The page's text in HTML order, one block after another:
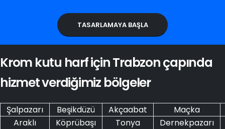
TASARLAMAYA BAŞLA
Krom kutu harf için Trabzon çapında
hizmet verdiğimiz bölgeler
Şalpazarı Beşikdüzü Akçaabat
Maçka
Araklı
Köprübaşı Tonya Dernekpazarı